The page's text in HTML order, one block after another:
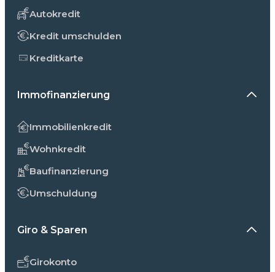
Autokredit
Kredit umschulden
Kreditkarte
Immofinanzierung
Immobilienkredit
Wohnkredit
Baufinanzierung
Umschuldung
Giro & Sparen
Girokonto